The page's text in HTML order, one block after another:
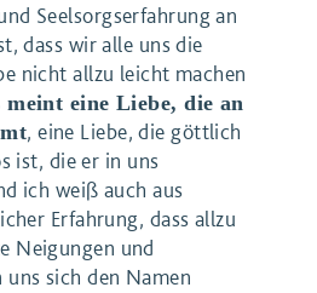
Seelsorgserfahrung an
dass wir alle uns die
nicht allzu leicht machen
eine Liebe, die an
, eine Liebe, die göttlich
ist, die er in uns
ich weiß auch aus
Erfahrung, dass allzu
Neigungen und
uns sich den Namen